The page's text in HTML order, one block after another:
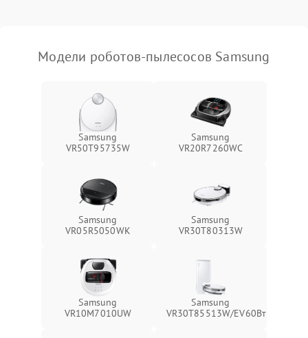
Модели роботов-пылесосов Samsung
Samsung
VR50T95735W
Samsung
VR20R7260WC
Samsung
VR05R5050WK
Samsung
VR30T80313W
Samsung
VR10M7010UW
Samsung
VR30T85513W/EV60Вт